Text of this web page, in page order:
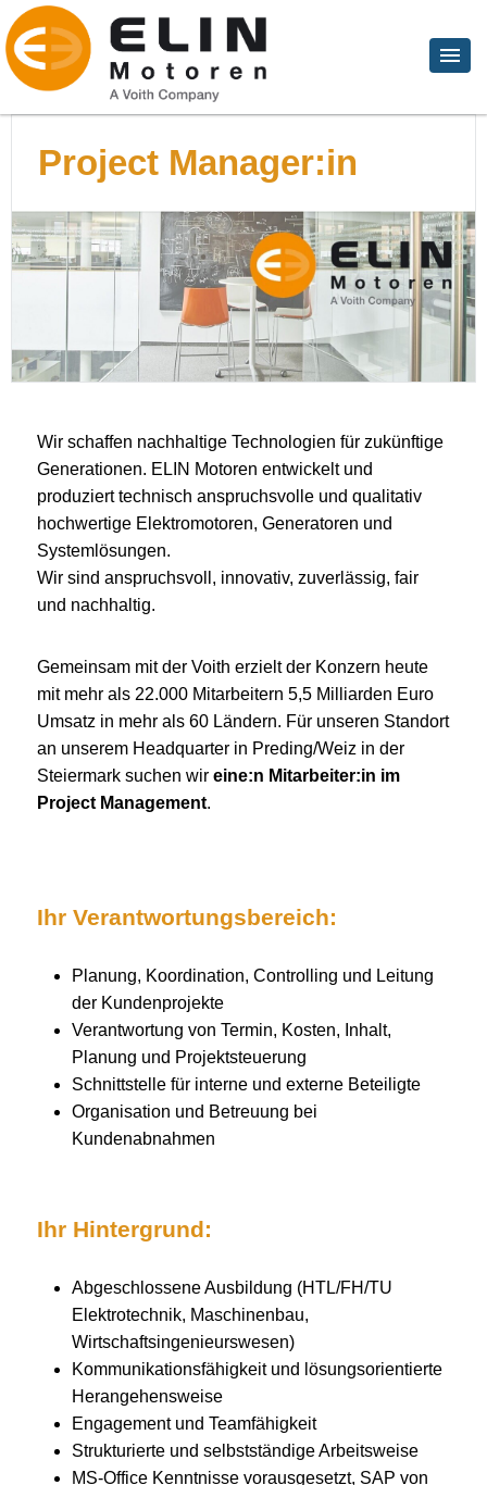
Project Manager:in
Wir schaffen nachhaltige Technologien für zukünftige
Generationen. ELIN Motoren entwickelt und
produziert technisch anspruchsvolle und qualitativ
hochwertige Elektromotoren, Generatoren und
Systemlösungen.
Wir sind anspruchsvoll, innovativ, zuverlässig, fair
und nachhaltig.
Gemeinsam mit der Voith erzielt der Konzern heute
mit mehr als 22.000 Mitarbeitern 5,5 Milliarden Euro
Umsatz in mehr als 60 Ländern. Für unseren Standort
an unserem Headquarter in Preding/Weiz in der
Steiermark suchen wir eine:n Mitarbeiter:in im
Project Management.
Ihr Verantwortungsbereich:
Planung, Koordination, Controlling und Leitung
der Kundenprojekte
Verantwortung von Termin, Kosten, Inhalt,
Planung und Projektsteuerung
Schnittstelle für interne und externe Beteiligte
Organisation und Betreuung bei
Kundenabnahmen
Ihr Hintergrund:
Abgeschlossene Ausbildung (HTL/FH/TU
Elektrotechnik, Maschinenbau,
Wirtschaftsingenieurswesen)
Kommunikationsfähigkeit und lösungsorientierte
Herangehensweise
Engagement und Teamfähigkeit
Strukturierte und selbstständige Arbeitsweise
MS-Office Kenntnisse vorausgesetzt, SAP von